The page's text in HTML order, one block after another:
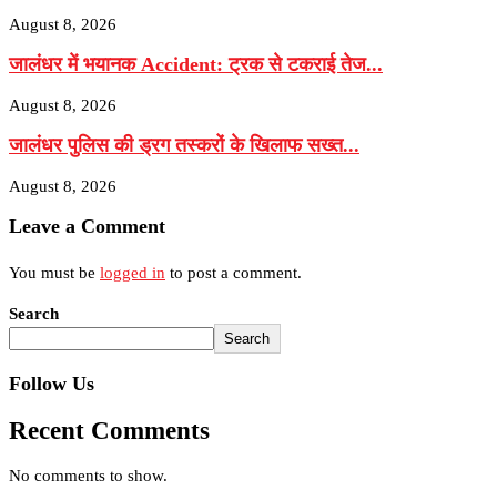
August 8, 2026
जालंधर में भयानक Accident: ट्रक से टकराई तेज...
August 8, 2026
जालंधर पुलिस की ड्रग तस्करों के खिलाफ सख्त...
August 8, 2026
Leave a Comment
You must be logged in to post a comment.
Search
Search
Follow Us
Recent Comments
No comments to show.